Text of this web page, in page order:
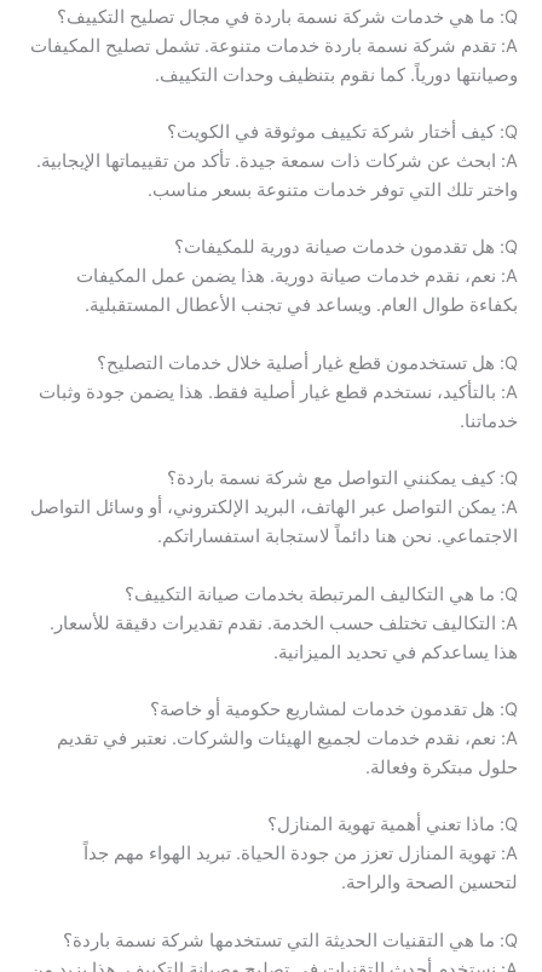
Q: ما هي خدمات شركة نسمة باردة في مجال تصليح التكييف؟
A: تقدم شركة نسمة باردة خدمات متنوعة. تشمل تصليح المكيفات
وصيانتها دورياً. كما نقوم بتنظيف وحدات التكييف.
Q: كيف أختار شركة تكييف موثوقة في الكويت؟
A: ابحث عن شركات ذات سمعة جيدة. تأكد من تقييماتها الإيجابية.
واختر تلك التي توفر خدمات متنوعة بسعر مناسب.
Q: هل تقدمون خدمات صيانة دورية للمكيفات؟
A: نعم، نقدم خدمات صيانة دورية. هذا يضمن عمل المكيفات
بكفاءة طوال العام. ويساعد في تجنب الأعطال المستقبلية.
Q: هل تستخدمون قطع غيار أصلية خلال خدمات التصليح؟
A: بالتأكيد، نستخدم قطع غيار أصلية فقط. هذا يضمن جودة وثبات
خدماتنا.
Q: كيف يمكنني التواصل مع شركة نسمة باردة؟
A: يمكن التواصل عبر الهاتف، البريد الإلكتروني، أو وسائل التواصل
الاجتماعي. نحن هنا دائماً لاستجابة استفساراتكم.
Q: ما هي التكاليف المرتبطة بخدمات صيانة التكييف؟
A: التكاليف تختلف حسب الخدمة. نقدم تقديرات دقيقة للأسعار.
هذا يساعدكم في تحديد الميزانية.
Q: هل تقدمون خدمات لمشاريع حكومية أو خاصة؟
A: نعم، نقدم خدمات لجميع الهيئات والشركات. نعتبر في تقديم
حلول مبتكرة وفعالة.
Q: ماذا تعني أهمية تهوية المنازل؟
A: تهوية المنازل تعزز من جودة الحياة. تبريد الهواء مهم جداً
لتحسين الصحة والراحة.
Q: ما هي التقنيات الحديثة التي تستخدمها شركة نسمة باردة؟